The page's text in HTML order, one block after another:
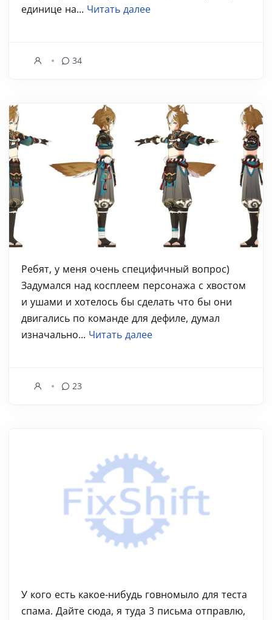
единице на... Читать далее
34
Ребят, у меня очень специфичный вопрос)
Задумался над косплеем персонажа с хвостом
и ушами и хотелось бы сделать что бы они
двигались по команде для дефиле, думал
изначально... Читать далее
23
У кого есть какое-нибудь говномыло для теста
спама. Дайте сюда, я туда 3 письма отправлю,